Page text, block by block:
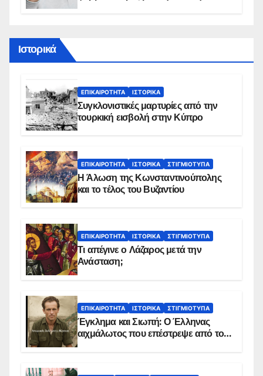
Ιστορικά
ΕΠΙΚΑΙΡΌΤΗΤΑ ΙΣΤΟΡΙΚΆ
Συγκλονιστικές μαρτυρίες από την
τουρκική εισβολή στην Κύπρο
ΕΠΙΚΑΙΡΌΤΗΤΑ ΙΣΤΟΡΙΚΆ ΣΤΙΓΜΙΌΤΥΠΑ
Η Άλωση της Κωνσταντινούπολης
και το τέλος του Βυζαντίου
ΕΠΙΚΑΙΡΌΤΗΤΑ ΙΣΤΟΡΙΚΆ ΣΤΙΓΜΙΌΤΥΠΑ
Τι απέγινε ο Λάζαρος μετά την
Ανάσταση;
ΕΠΙΚΑΙΡΌΤΗΤΑ ΙΣΤΟΡΙΚΆ ΣΤΙΓΜΙΌΤΥΠΑ
Έγκλημα και Σιωπή: Ο Έλληνας
αιχμάλωτος που επέστρεψε από το